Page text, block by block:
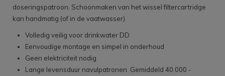
doseringspatroon. Schoonmaken van het wissel filtercartridge
kan handmatig (of in de vaatwasser)
Volledig veilig voor drinkwater DD
Eenvoudige montage en simpel in onderhoud
Geen elektriciteit nodig
Lange levensduur navulpatronen Gemiddeld 40.000 -